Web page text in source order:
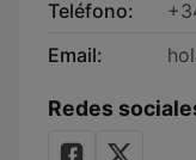
Teléfono:
Email:
Redes